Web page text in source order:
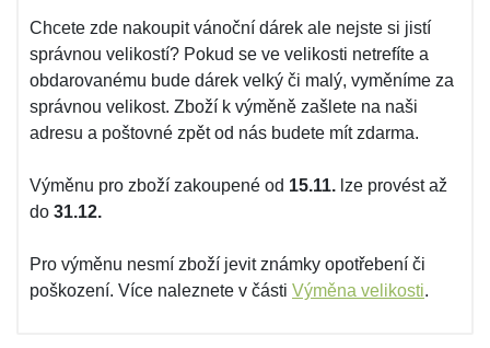
Chcete zde nakoupit vánoční dárek ale nejste si jistí
správnou velikostí? Pokud se ve velikosti netrefíte a
obdarovanému bude dárek velký či malý, vyměníme za
správnou velikost. Zboží k výměně zašlete na naši
adresu a poštovné zpět od nás budete mít zdarma.
Výměnu pro zboží zakoupené od 15.11. lze provést až
do 31.12.
Pro výměnu nesmí zboží jevit známky opotřebení či
poškození. Více naleznete v části Výměna velikosti.